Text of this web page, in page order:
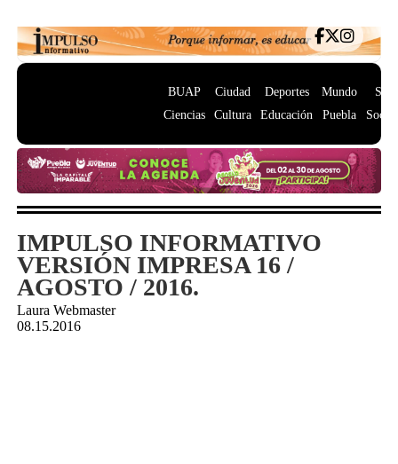
BUAP
Ciencias
Ciudad
Cultura
Deportes
Educación
Mundo
Puebla
IMPULSO INFORMATIVO
VERSIÓN IMPRESA 16 /
AGOSTO / 2016.
Laura Webmaster
08.15.2016